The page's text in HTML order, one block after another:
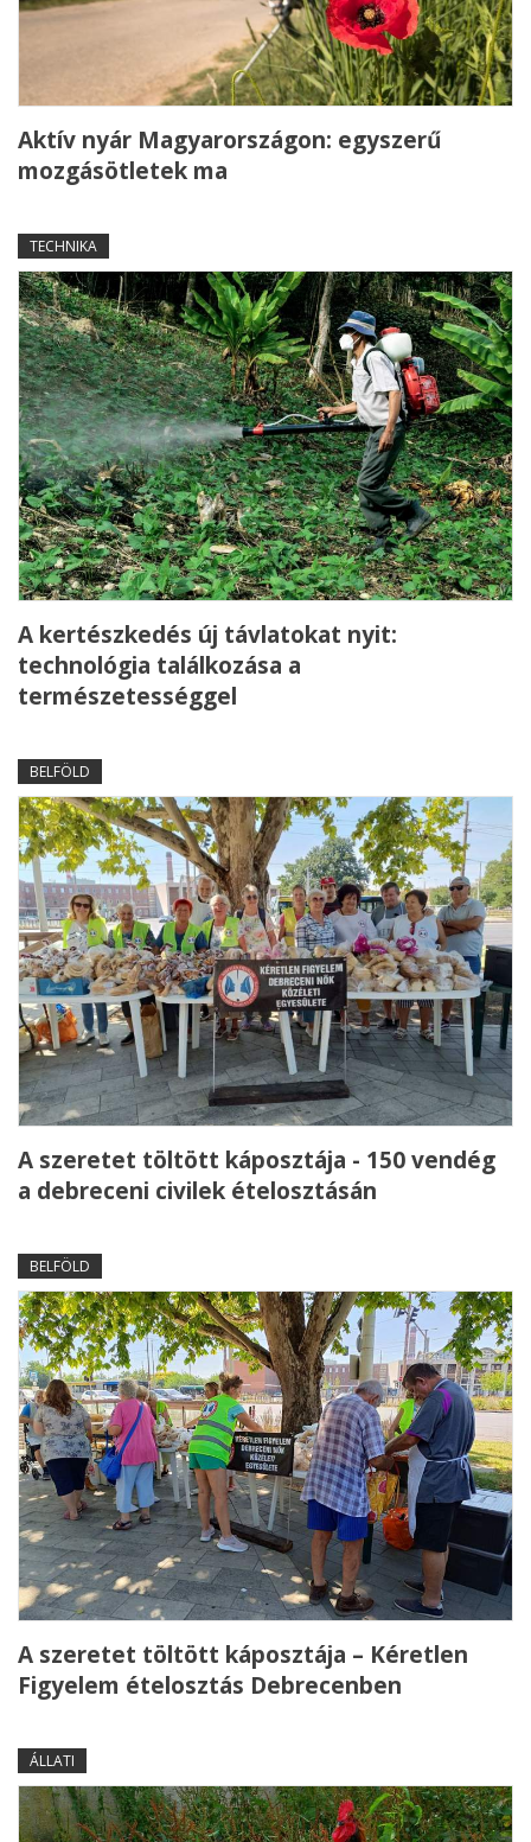
Aktív nyár Magyarországon: egyszerű
mozgásötletek ma
TECHNIKA
A kertészkedés új távlatokat nyit:
technológia találkozása a
természetességgel
BELFÖLD
A szeretet töltött káposztája - 150 vendég
a debreceni civilek ételosztásán
BELFÖLD
A szeretet töltött káposztája – Kéretlen
Figyelem ételosztás Debrecenben
ÁLLATI